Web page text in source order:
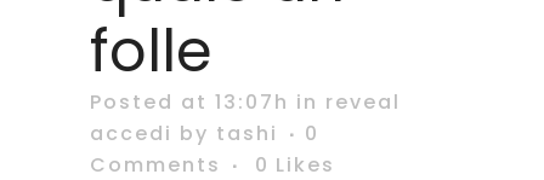
folle
Posted at 13:07h in reveal
accedi by tashi
0
Comments
0 Likes